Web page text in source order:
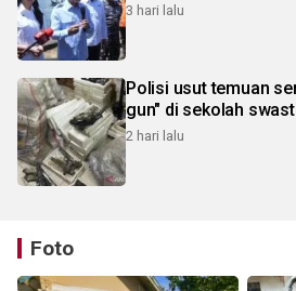
3 hari lalu
Polisi usut temuan
gun" di sekolah
2 hari lalu
Foto